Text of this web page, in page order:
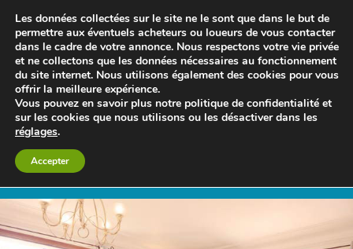
Les données collectées sur le site ne le sont que dans le but de
permettre aux éventuels acheteurs ou loueurs de vous contacter
dans le cadre de votre annonce. Nous respectons votre vie privée
et ne collectons que les données nécessaires au fonctionnement
du site internet. Nous utilisons également des cookies pour vous
offrir la meilleure expérience.
Vous pouvez en savoir plus notre politique de confidentialité et
sur les cookies que nous utilisons ou les désactiver dans les
réglages.
Accepter